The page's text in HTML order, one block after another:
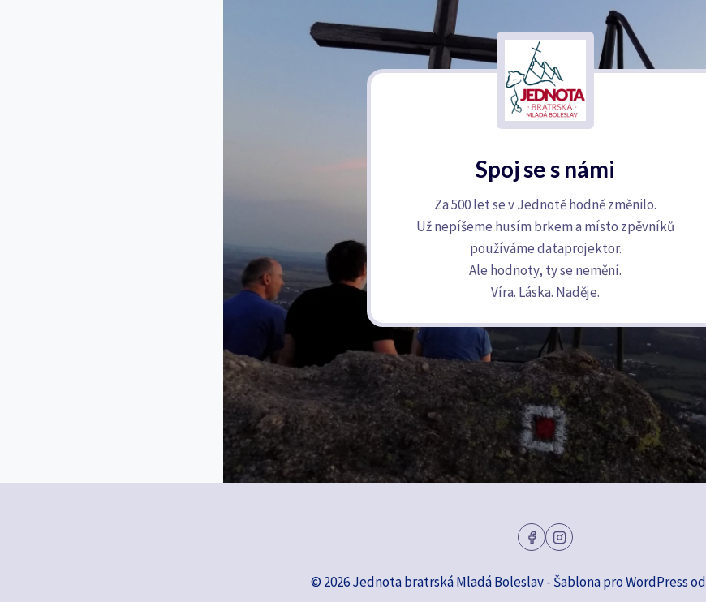
Spoj se s námi
Za 500 let se v Jednotě hodně změnilo.
Už nepíšeme husím brkem a místo zpěvníků
používáme dataprojektor.
Ale hodnoty, ty se nemění.
Víra. Láska. Naděje.
© 2026 Jednota bratrská Mladá Boleslav - Šablona pro WordPress od